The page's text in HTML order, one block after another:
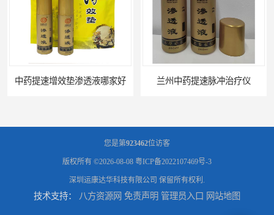
垫渗透液哪家好 兰州中药提速脉冲治疗仪
您是第923462位访客
版权所有 ©2026-08-08 粤ICP备2022107469号-3
深圳运康达华科技有限公司 保留所有权利.
技术支持： 八方资源网 免责声明 管理员入口 网站地图